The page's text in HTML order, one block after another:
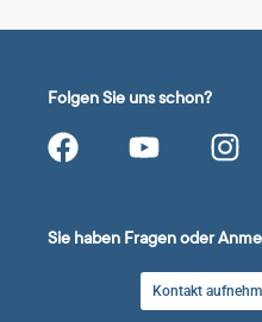
Folgen Sie uns schon?
Sie haben Fragen oder
Kontakt